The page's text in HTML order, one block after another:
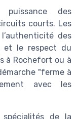
des
courts. Les
des
et le respect du
à Rochefort ou à
"ferme à
avec les
de la